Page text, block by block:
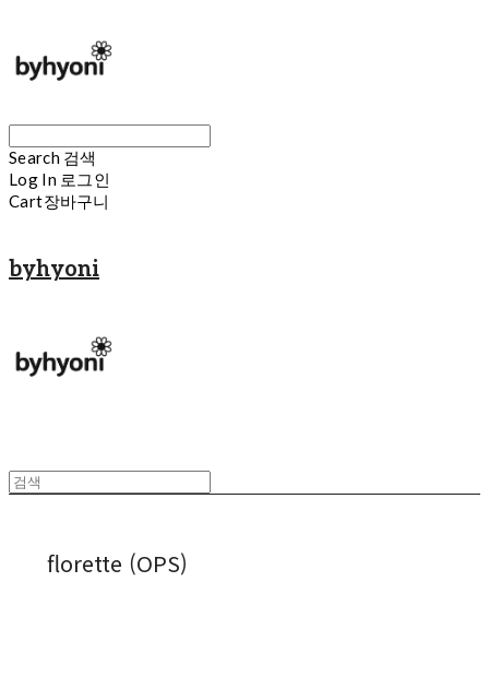
Search 검색
Log In 로그인
Cart장바구니
byhyoni
florette (OPS)